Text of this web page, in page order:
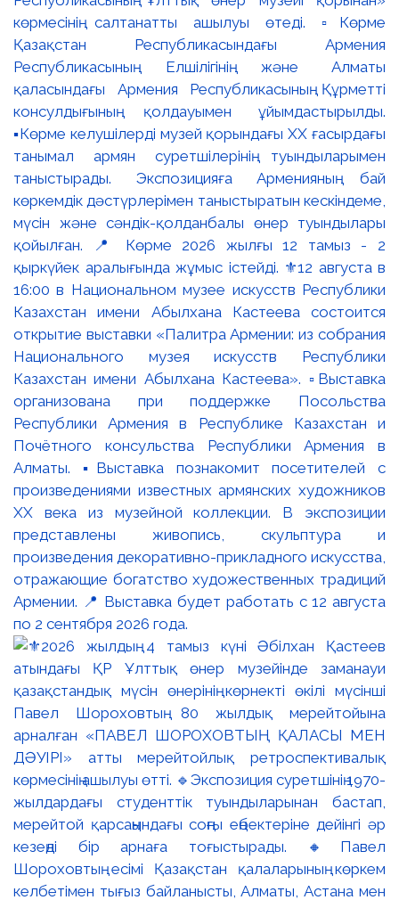
көрмесінің салтанатты ашылуы өтеді. ▫️Көрме
Қазақстан Республикасындағы Армения
Республикасының Елшілігінің және Алматы
қаласындағы Армения Республикасының Құрметті
консулдығының қолдауымен ұйымдастырылды.
▪️Көрме келушілерді музей қорындағы ХХ ғасырдағы
танымал армян суретшілерінің туындыларымен
таныстырады. Экспозицияға Арменияның бай
көркемдік дәстүрлерімен таныстыратын кескіндеме,
мүсін және сәндік-қолданбалы өнер туындылары
қойылған. 📍 Көрме 2026 жылғы 12 тамыз - 2
қыркүйек аралығында жұмыс істейді. ⚜️12 августа в
16:00 в Национальном музее искусств Республики
Казахстан имени Абылхана Кастеева состоится
открытие выставки «Палитра Армении: из собрания
Национального музея искусств Республики
Казахстан имени Абылхана Кастеева». ▫️Выставка
организована при поддержке Посольства
Республики Армения в Республике Казахстан и
Почётного консульства Республики Армения в
Алматы. ▪️Выставка познакомит посетителей с
произведениями известных армянских художников
XX века из музейной коллекции. В экспозиции
представлены живопись, скульптура и
произведения декоративно-прикладного искусства,
отражающие богатство художественных традиций
Армении. 📍 Выставка будет работать с 12 августа
по 2 сентября 2026 года.